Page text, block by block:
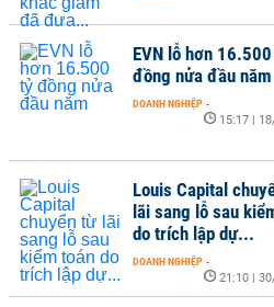
EVN lỗ hơn
đồng nửa đầu năm
DOANH NGHIỆP -
15:17 |
Louis Capital
lãi sang lỗ sau
do trích lập dự...
DOANH NGHIỆP -
21:10 |